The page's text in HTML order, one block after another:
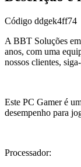
Código ddgek4ff74
A BBT Soluções
anos, com uma
nossos clientes,
Este PC Gamer é
desempenho para
Processador: